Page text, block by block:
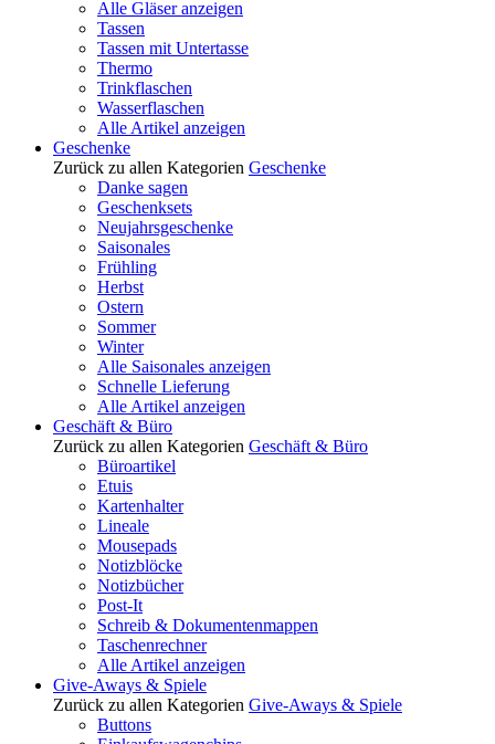
Alle Gläser anzeigen
Tassen
Tassen mit Untertasse
Thermo
Trinkflaschen
Wasserflaschen
Alle Artikel anzeigen
Geschenke
Zurück zu allen Kategorien Geschenke
Danke sagen
Geschenksets
Neujahrsgeschenke
Saisonales
Frühling
Herbst
Ostern
Sommer
Winter
Alle Saisonales anzeigen
Schnelle Lieferung
Alle Artikel anzeigen
Geschäft & Büro
Zurück zu allen Kategorien Geschäft & Büro
Büroartikel
Etuis
Kartenhalter
Lineale
Mousepads
Notizblöcke
Notizbücher
Post-It
Schreib & Dokumentenmappen
Taschenrechner
Alle Artikel anzeigen
Give-Aways & Spiele
Zurück zu allen Kategorien Give-Aways & Spiele
Buttons